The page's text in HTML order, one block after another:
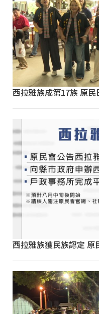
西拉雅族成第17族 原
西拉雅族獲民族認定 原